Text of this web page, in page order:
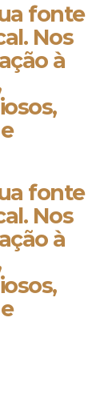
fonte
Nos
à
fonte
Nos
à